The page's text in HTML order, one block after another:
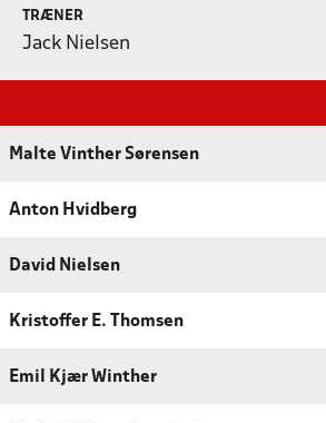
TRÆNER
Jack Nielsen
Malte Vinther Sørensen
Anton Hvidberg
David Nielsen
Kristoffer E. Thomsen
Emil Kjær Winther